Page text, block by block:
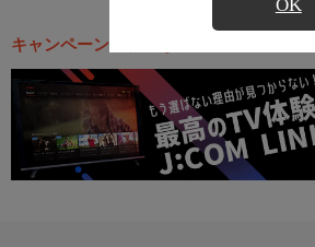
OK
キャンペーン・お得な情報